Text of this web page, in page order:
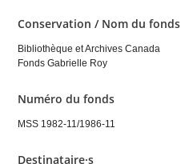
Conservation / Nom du fonds
Bibliothèque et Archives Canada
Fonds Gabrielle Roy
Numéro du fonds
MSS 1982-11/1986-11
Destinataire·s